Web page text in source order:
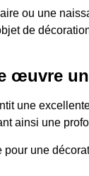
ou une
de
œuvre
une
ainsi une
une